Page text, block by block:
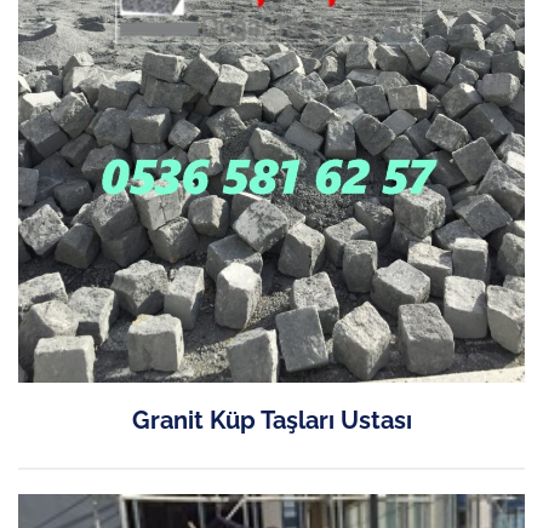
Granit Küp Taşları Ustası